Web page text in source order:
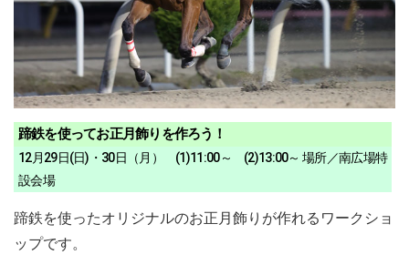
蹄鉄を使ってお正月飾りを作ろう！
12月29日(日)・30日（月） (1)11:00～ (2)13:00～ 場所／南広場特
設会場
蹄鉄を使ったオリジナルのお正月飾りが作れるワークショ
ップです。